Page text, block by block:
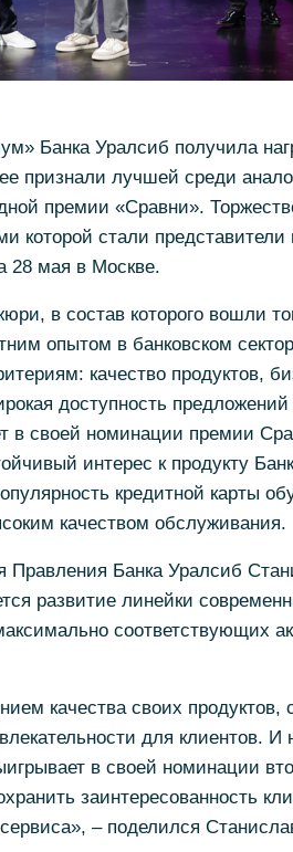
Банка Уралсиб получила
признали лучшей среди
премии «Сравни».
которой стали
28 мая в Москве.
в состав которого вошли
опытом в банковском
качество продуктов,
доступность
в своей номинации премии
интерес к продукту
кредитной карты
качеством обслуживания.
Правления Банка Уралсиб
развитие линейки
соответствующих
качества своих продуктов,
для клиентов. И
в своей номинации
заинтересованность
– поделился